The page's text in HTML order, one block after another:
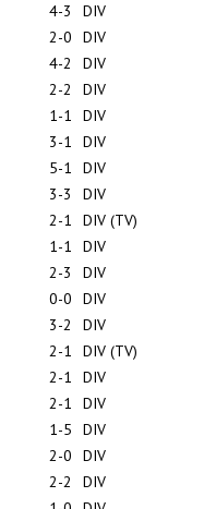
4-3
DIV
2-0
DIV
4-2
DIV
2-2
DIV
1-1
DIV
3-1
DIV
5-1
DIV
3-3
DIV
2-1
DIV (TV)
1-1
DIV
2-3
DIV
0-0
DIV
3-2
DIV
2-1
DIV (TV)
2-1
DIV
2-1
DIV
1-5
DIV
2-0
DIV
2-2
DIV